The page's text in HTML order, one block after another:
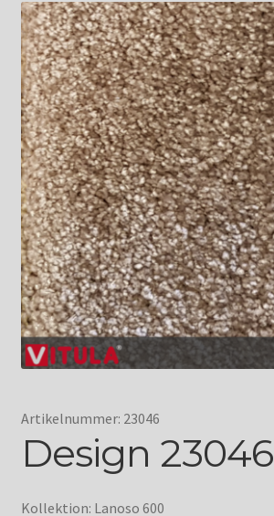
Artikelnummer: 23046
Design 23046
Kollektion: Lanoso 600